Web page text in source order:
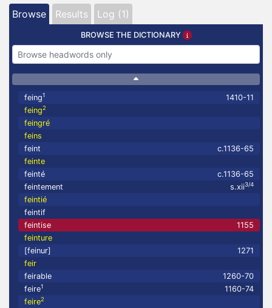
Browse Results Log (1)
BROWSE THE DICTIONARY
feing1
1410-11
feing2
feingré
feins
feint
c.1136-65
feinte
feinté
c.1136-65
feintement
s.xii3/4
feintié
feintif
feintise
1155
feinture
[feinur]
1271
feir
feirable
1260-70
feire1
1160-74
feire2